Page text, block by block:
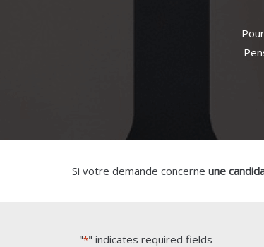
Si votre demande concerne une
"*" indicates required fields